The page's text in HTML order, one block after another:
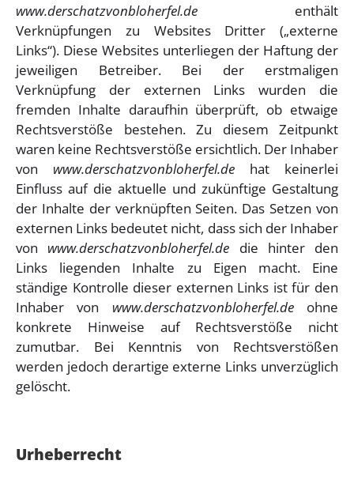
www.derschatzvonbloherfel.de enthält
Verknüpfungen zu Websites Dritter („externe
Links“). Diese Websites unterliegen der Haftung der
jeweiligen Betreiber. Bei der erstmaligen
Verknüpfung der externen Links wurden die
fremden Inhalte daraufhin überprüft, ob etwaige
Rechtsverstöße bestehen. Zu diesem Zeitpunkt
waren keine Rechtsverstöße ersichtlich. Der Inhaber
von www.derschatzvonbloherfel.de hat keinerlei
Einfluss auf die aktuelle und zukünftige Gestaltung
der Inhalte der verknüpften Seiten. Das Setzen von
externen Links bedeutet nicht, dass sich der Inhaber
von www.derschatzvonbloherfel.de die hinter den
Links liegenden Inhalte zu Eigen macht. Eine
ständige Kontrolle dieser externen Links ist für den
Inhaber von www.derschatzvonbloherfel.deohne
konkrete Hinweise auf Rechtsverstöße nicht
zumutbar. Bei Kenntnis von Rechtsverstößen
werden jedoch derartige externe Links unverzüglich
gelöscht.
Urheberrecht